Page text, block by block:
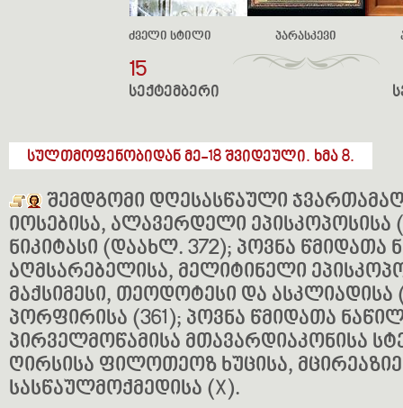
ძველი სტილი
15
სექტემბერი
პარასკევი
სულთმოფენობიდან მე-18 შვიდეული. ხმა 8.
შემდგომი დღესასწაული
იოსებისა, ალავერდელი ეპისკოპოსისა
ნიკიტასი (დაახლ. 372); პოვნა წმიდათა
აღმსარებელისა, მელიტინელი
მაქსიმესი, თეოდოტესი და ასკლიადისა
პორფირისა (361); პოვნა წმიდათა
პირველმოწამისა მთავარდიაკონისა
ღირსისა ფილოთეოზ ხუცისა,
სასწაულმოქმედისა (X).